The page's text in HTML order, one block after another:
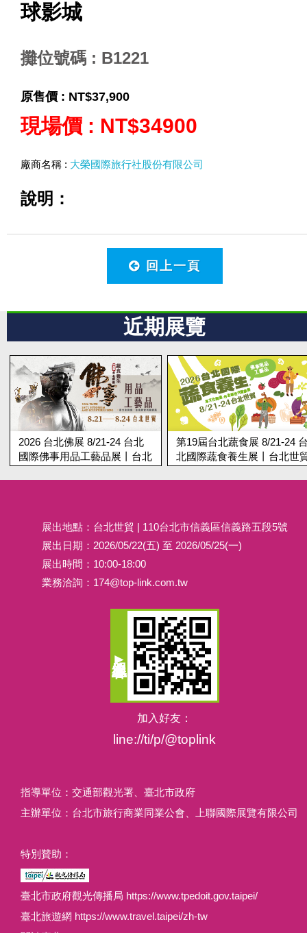
球影城
攤位號碼 : B1221
原售價 : NT$37,900
現場價 : NT$34900
廠商名稱 : 大榮國際旅行社股份有限公司
說明：
回上一頁
近期展覽
2026 台北佛展 8/21-24 台北
國際佛事用品工藝品展丨台北
第19屆台北蔬食展 8/21-24
北國際蔬食養生展丨台北世
展出地點：台北世貿 | 110台北市信義區信義路五段5號
展出日期：2026/05/22(五) 至 2026/05/25(一)
展出時間：10:00-18:00
業務洽詢： 174@top-link.com.tw
加入好友：
line://ti/p/@toplink
指導單位：交通部觀光署、臺北市政府
主辦單位：台北市旅行商業同業公會、上聯國際展覽有限公司
特別贊助：
臺北市政府觀光傳播局 https://www.tpedoit.gov.taipei/
臺北旅遊網 https://www.travel.taipei/zh-tw